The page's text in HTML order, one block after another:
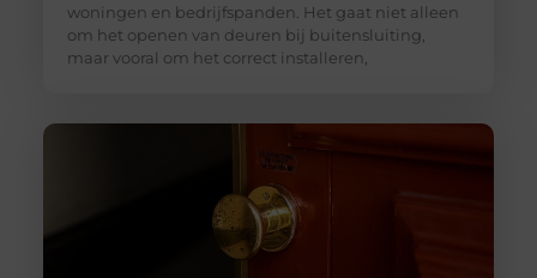
woningen en bedrijfspanden. Het gaat niet alleen
om het openen van deuren bij buitensluiting,
maar vooral om het correct installeren,